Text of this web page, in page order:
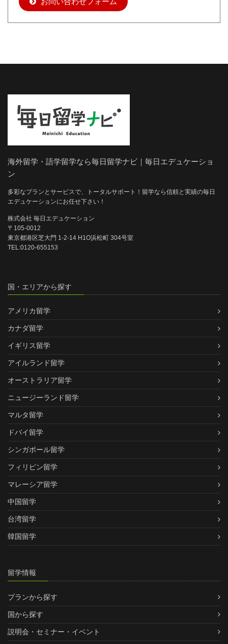
海外留学・語学留学なら毎日留学ナビ｜毎日エデュケーショ
ン
多彩なプランとサービスで、トータルサポート！留学なら信頼と実績の毎日
エデュケーションにお任せ下さい！
株式会社 毎日エデュケーション
〒105-0012
東京都港区芝大門 1-2-14 H1O浜松町 304号室
TEL:0120-655153
国・エリアから探す
アメリカ留学
カナダ留学
イギリス留学
アイルランド留学
オーストラリア留学
ニュージーランド留学
マルタ留学
ドバイ留学
シンガポール留学
フィリピン留学
マレーシア留学
中国留学
台湾留学
韓国留学
留学情報
プランから探す
国から探す
説明会・セミナー・イベント